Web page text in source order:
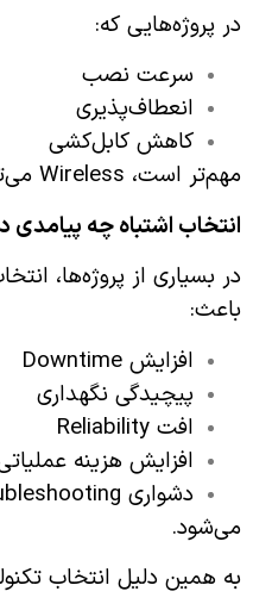
در پروژه‌هایی که:
سرعت نصب
انعطاف‌پذیری
کاهش کابل‌کشی
مهم‌تر است، Wireless می‌تواند گزینه مناسبی باشد.
انتخاب اشتباه چه پیامدی
در بسیاری از پروژه‌ها،
باعث:
افزایش Downtime
پیچیدگی نگهداری
افت Reliability
افزایش هزینه
دشواری Troubleshooting
می‌شود.
به همین دلیل انتخاب